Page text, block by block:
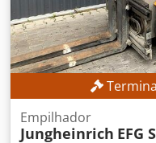
Empilhador
Jungheinrich EFG